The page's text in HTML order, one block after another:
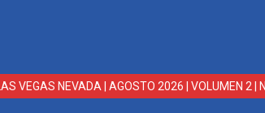
LAS VEGAS NEVADA | AGOSTO 2026 | VOLUMEN 2 |